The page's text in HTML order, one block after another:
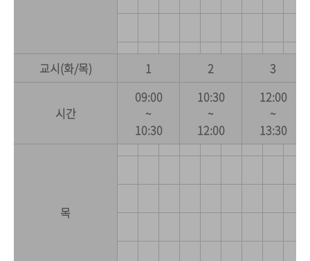
교시(화/목) 1 2 3
시간
09:00
~
10:30
10:30
~
12:00
12:00
~
13:30
목